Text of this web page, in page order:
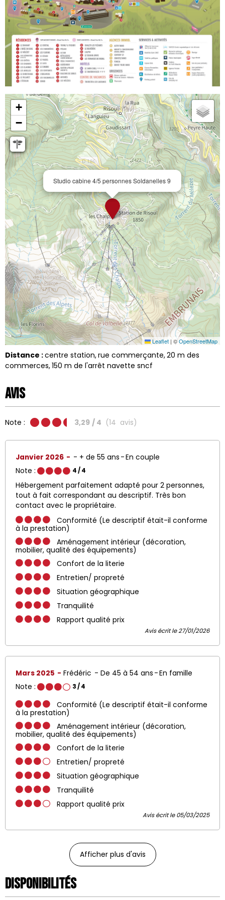
Studio cabine 4/5 personnes Soldanelles 9
+
−
Leaflet | ©OpenStreetMap
Distance :centre station rue commerçante 20 m des
commerces 150 m de l'arrêt navette sncf
Avis
Note : 3,29 / 4 (14 avis)
Janvier 2026 + de 55 ans
En couple
Note :
4/ 4
Hébergement parfaitement adapté pour 2 personnes,
tout à fait correspondant au descriptif. Très bon
contact avec le propriétaire.
Conformité (Le descriptif était-il conforme
à la prestation)
Aménagement intérieur (décoration,
mobilier, qualité des équipements)
Confort de la literie
Entretien/ propreté
Situation géographique
Tranquilité
Rapport qualité prix
Avis écrit le 27/01/2026
Mars 2025 Frédéric De 45 à 54 ans
En famille
Note :
3/ 4
Conformité (Le descriptif était-il conforme
à la prestation)
Aménagement intérieur (décoration,
mobilier, qualité des équipements)
Confort de la literie
Entretien/ propreté
Situation géographique
Tranquilité
Rapport qualité prix
Avis écrit le 05/03/2025
Afficher plus d'avis
Disponibilités